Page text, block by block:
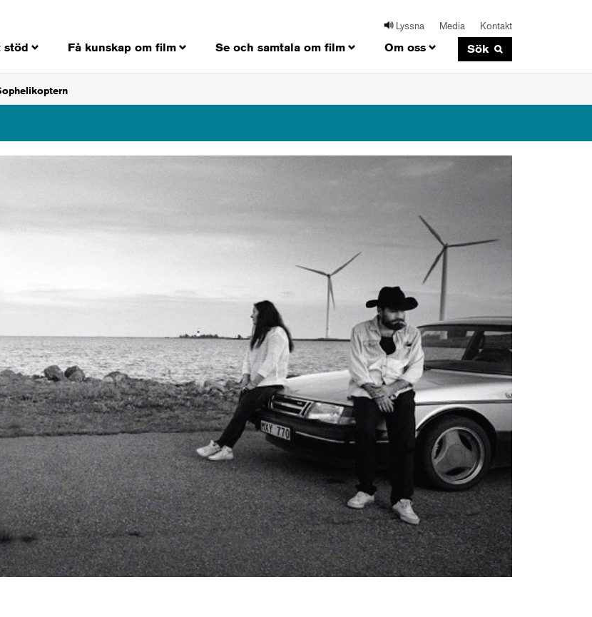
Lyssna Media Kontakt
stöd Få kunskap om film Se och samtala om film Om oss Sök